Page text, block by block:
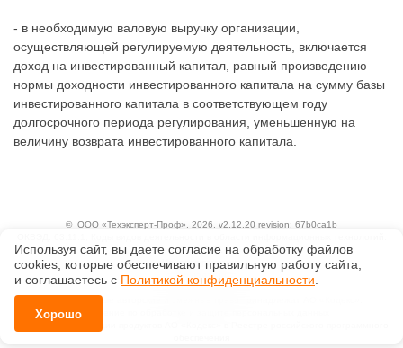
- в необходимую валовую выручку организации,
осуществляющей регулируемую деятельность, включается
доход на инвестированный капитал, равный произведению
нормы доходности инвестированного капитала на сумму базы
инвестированного капитала в соответствующем году
долгосрочного периода регулирования, уменьшенную на
величину возврата инвестированного капитала.
© ООО «Техэксперт-Проф», 2026, v2.12.20 revision: 67b0ca1b
1.01, 3.01
Ценовая политика
Технологии
Исключительные авторские и смежные права принадлежат АО «Кодекс».
Положение по обработке и защите персональных данных
Используя сайт, вы даете согласие на обработку файлов
сооkiеs, которые обеспечивают правильную работу сайта,
и соглашаетесь с Политикой конфиденциальности.
Хорошо